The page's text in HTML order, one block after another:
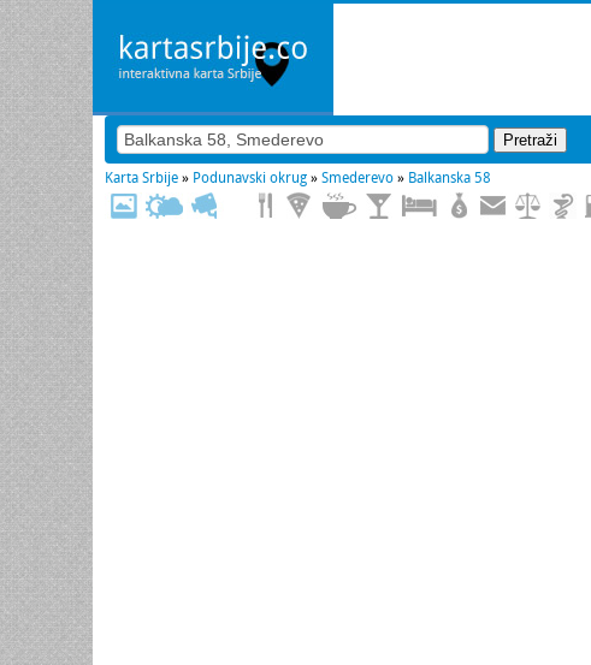
Karta Srbije » Podunavski okrug » Smederevo » Balkanska 58